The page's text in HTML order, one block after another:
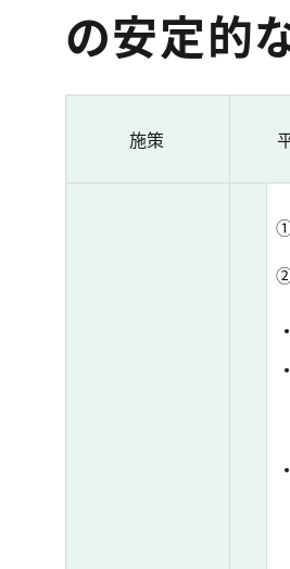
の安定的
施策